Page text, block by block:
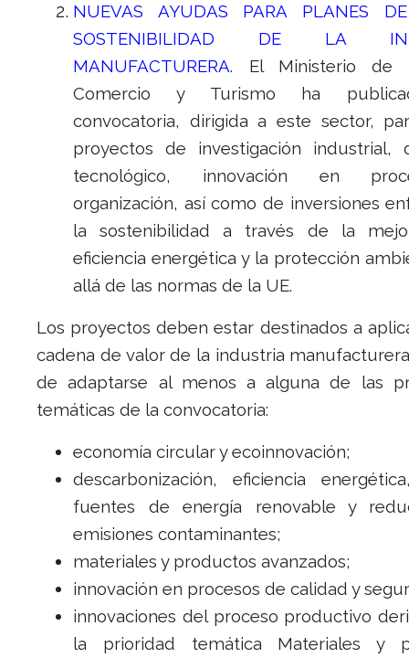
NUEVAS AYUDAS PARA PLANES
SOSTENIBILIDAD DE LA
MANUFACTURERA. El Ministerio de
Comercio y Turismo ha
convocatoria, dirigida a este sector,
proyectos de investigación industrial,
tecnológico, innovación en
organización, así como de inversiones
la sostenibilidad a través de la
eficiencia energética y la protección
allá de las normas de la UE.
Los proyectos deben estar destinados a
cadena de valor de la industria
de adaptarse al menos a alguna de las
temáticas de la convocatoria:
economía circular y ecoinnovación;
descarbonización, eficiencia
fuentes de energía renovable y
emisiones contaminantes;
materiales y productos avanzados;
innovación en procesos de calidad y
innovaciones del proceso productivo
la prioridad temática Materiales y